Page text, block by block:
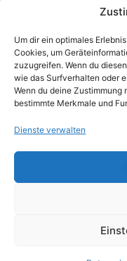
Um dir ein optimales
Cookies, um
zuzugreifen. Wenn du
wie das Surfverhalten oder
Wenn du deine
bestimmte Merkmale und
Dienste verwalten